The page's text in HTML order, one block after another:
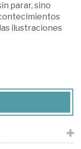
parar, sino
ilustraciones